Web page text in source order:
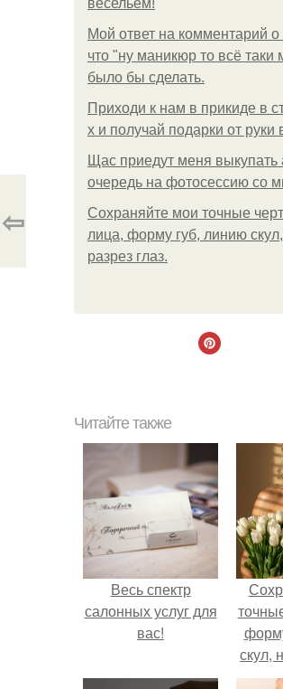
весельем!
Мой ответ на комментарий о
что "ну маникюр то всё таки
было бы сделать.
Приходи к нам в прикиде в
х и получай подарки от руки
Щас приедут меня выкупать
очередь на фотосессию со
Сохраняйте мои точные
лица, форму губ, линию
разрез глаз.
⇦
Читайте также
Весь спектр
салонных услуг для
вас!
скул,